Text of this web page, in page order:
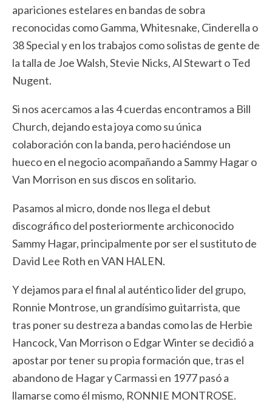
apariciones estelares en bandas de sobra
reconocidas como Gamma, Whitesnake, Cinderella o
38 Special y en los trabajos como solistas de gente de
la talla de Joe Walsh, Stevie Nicks, Al Stewart o Ted
Nugent.
Si nos acercamos a las 4 cuerdas encontramos a Bill
Church, dejando esta joya como su única
colaboración con la banda, pero haciéndose un
hueco en el negocio acompañando a Sammy Hagar o
Van Morrison en sus discos en solitario.
Pasamos al micro, donde nos llega el debut
discográfico del posteriormente archiconocido
Sammy Hagar, principalmente por ser el sustituto de
David Lee Roth en VAN HALEN.
Y dejamos para el final al auténtico lider del grupo,
Ronnie Montrose, un grandísimo guitarrista, que
tras poner su destreza a bandas como las de Herbie
Hancock, Van Morrison o Edgar Winter se decidió a
apostar por tener su propia formación que, tras el
abandono de Hagar y Carmassi en 1977 pasó a
llamarse como él mismo, RONNIE MONTROSE.